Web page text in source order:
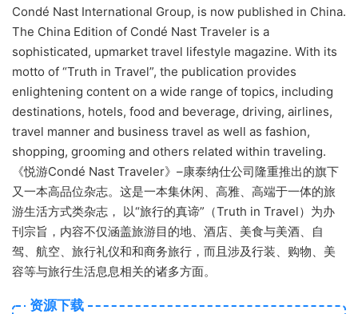
Condé Nast International Group, is now published in China.
The China Edition of Condé Nast Traveler is a
sophisticated, upmarket travel lifestyle magazine. With its
motto of “Truth in Travel”, the publication provides
enlightening content on a wide range of topics, including
destinations, hotels, food and beverage, driving, airlines,
travel manner and business travel as well as fashion,
shopping, grooming and others related within traveling.
《悦游Condé Nast Traveler》–康泰纳仕公司隆重推出的旗下
又一本高品位杂志。这是一本集休闲、高雅、高端于一体的旅
游生活方式类杂志， 以“旅行的真谛”（Truth in Travel）为办
刊宗旨，内容不仅涵盖旅游目的地、酒店、美食与美酒、自
驾、航空、旅行礼仪和和商务旅行，而且涉及行装、购物、美
容等与旅行生活息息相关的诸多方面。
资源下载